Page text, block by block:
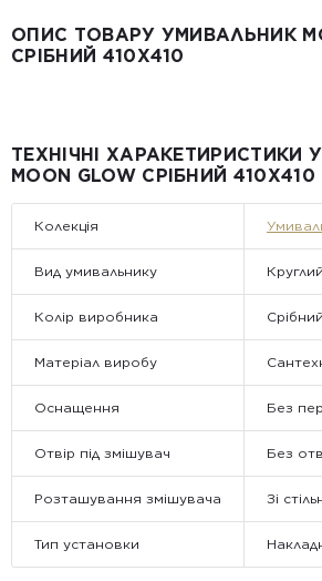
Вартість доставки:
До 5 м² — доставка за рахунок
Примітка:
• Відвантаження здійснюється виключно у
неділю та святкові дні замовлення не
ОПИС ТОВАРУ УМИВАЛЬНИК
СРІБНИЙ 410X410
ТЕХНІЧНІ ХАРАКЕТИРИСТИКИ
MOON GLOW СРІБНИЙ 410X410
Колекція
Вид умивальнику Круглий
Колір виробника Срібний
Матеріал виробу
Оснащення Без
Отвір під змішувач Без
Розташування змішувача Зі
Тип установки